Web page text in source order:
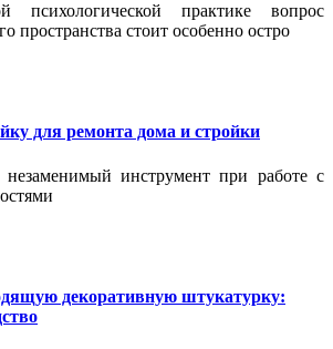
психологической практике вопрос
пространства стоит особенно остро
для ремонта дома и стройки
инструмент при работе с
декоративную штукатурку: